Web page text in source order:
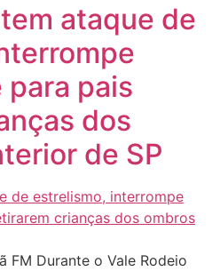
ataque de
para pais
dos
de SP
FM Durante o Vale Rodeio